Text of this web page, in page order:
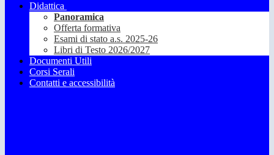
Didattica
Panoramica
Offerta formativa
Esami di stato a.s. 2025-26
Libri di Testo 2026/2027
Documenti Utili
Corsi Serali
Contatti e accessibilità